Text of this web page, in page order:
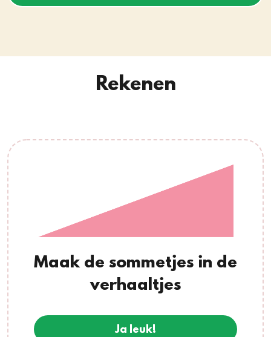
Rekenen
Maak de sommetjes in de
verhaaltjes
Ja leuk!